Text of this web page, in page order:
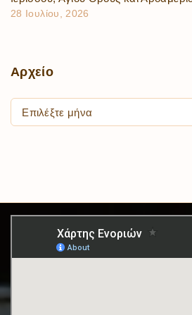
28 Ιουλίου, 2026
Αρχείο